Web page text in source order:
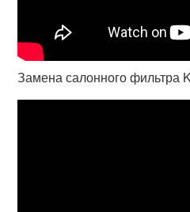
Замена салонного фильтра